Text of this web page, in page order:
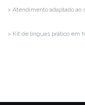
> Atendimento adaptado
> Kit de línguas prático em